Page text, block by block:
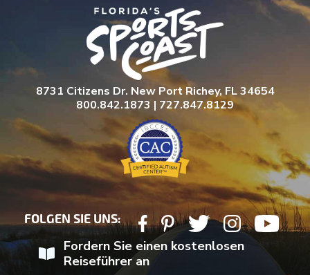
8731 Citizens Dr. New Port Richey, FL 34654
800.842.1873 | 727.847.8129
FOLGEN SIE UNS:
Fordern Sie einen kostenlosen
Reiseführer an